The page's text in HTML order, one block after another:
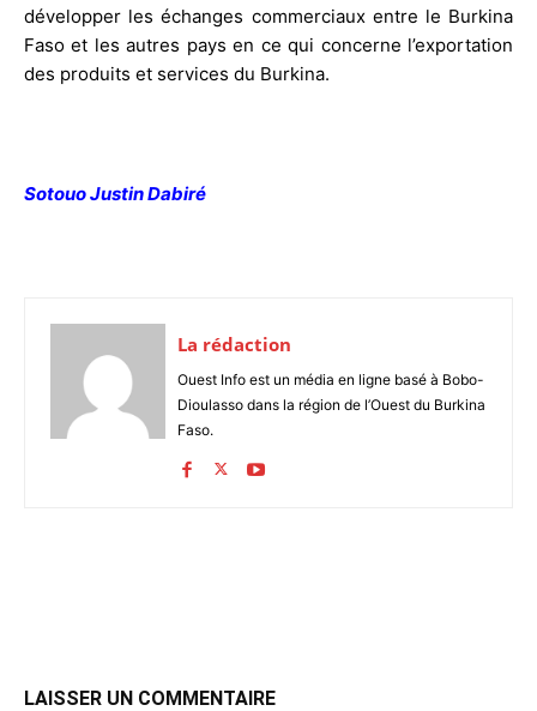
développer les échanges commerciaux entre le Burkina
Faso et les autres pays en ce qui concerne l’exportation
des produits et services du Burkina.
Sotouo Justin Dabiré
La rédaction
Ouest Info est un média en ligne basé à Bobo-
Dioulasso dans la région de l’Ouest du Burkina
Faso.
LAISSER UN COMMENTAIRE